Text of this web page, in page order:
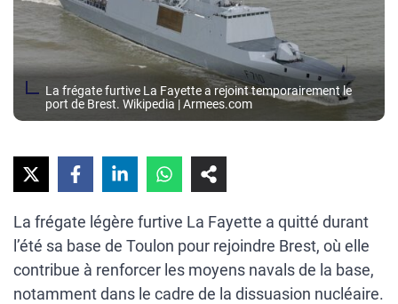
La frégate furtive La Fayette a rejoint temporairement le
port de Brest. Wikipedia | Armees.com
La frégate légère furtive La Fayette a quitté durant
l’été sa base de Toulon pour rejoindre Brest, où elle
contribue à renforcer les moyens navals de la base,
notamment dans le cadre de la dissuasion nucléaire.